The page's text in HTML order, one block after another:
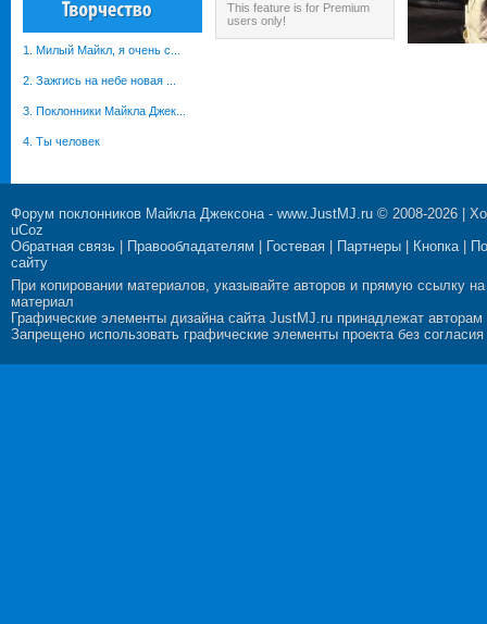
1. Милый Майкл, я очень с...
2. Зажгись на небе новая ...
3. Поклонники Майкла Джек...
4. Ты человек
This feature is for Premium
users only!
Форум поклонников Майкла Джексона- www.JustMJ.ru © 2008-2026 |
uCoz
Обратная связь
Правообладателям Гостевая Партнеры Кнопка|
сайту
При копировании материалов, указывайте авторов и прямую ссылку на
материал
Графические элементы дизайна сайта JustMJ.ru принадлежат авторам
Запрещено использовать графические элементы проекта без согласия